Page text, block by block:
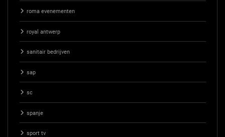
roma evenementen
royal antwerp
sanitair bedrijven
sap
sc
spanje
sport tv